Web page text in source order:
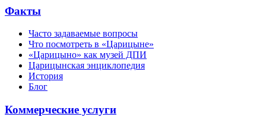
Факты
Часто задаваемые вопросы
Что посмотреть в «Царицыне»
«Царицыно» как музей ДПИ
Царицынская энциклопедия
История
Блог
Коммерческие услуги